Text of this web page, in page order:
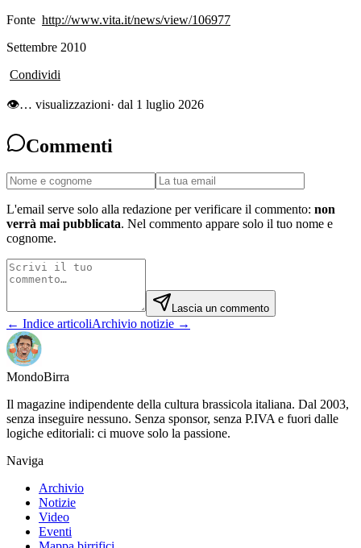
Fonte http://www.vita.it/news/view/106977
Settembre 2010
Condividi
👁… visualizzazioni· dal 1 luglio 2026
Commenti
L'email serve solo alla redazione per verificare il commento: non
verrà mai pubblicata. Nel commento appare solo il tuo nome e
cognome.
Lascia un commento
← Indice articoliArchivio notizie →
MondoBirra
Il magazine indipendente della cultura brassicola italiana. Dal 2003,
senza inseguire nessuno. Senza sponsor, senza P.IVA e fuori dalle
logiche editoriali: ci muove solo la passione.
Naviga
Archivio
Notizie
Video
Eventi